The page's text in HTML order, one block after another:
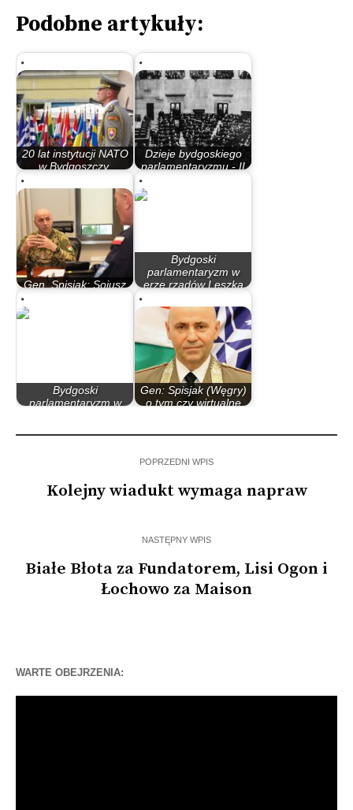
Podobne artykuły:
20 lat instytucji NATO
w Bydgoszczy.
Dzieje bydgoskiego
parlamentaryzmu - II
Gen. Spisjak: Sojusz
cały czas się zmienia
Bydgoski
parlamentaryzm w
erze rządów Leszka
Bydgoski
parlamentaryzm w
Gen: Spisjak (Węgry)
o tym czy wirtualne
POPRZEDNI WPIS
Kolejny wiadukt wymaga napraw
NASTĘPNY WPIS
Białe Błota za Fundatorem, Lisi Ogon i
Łochowo za Maison
WARTE OBEJRZENIA: